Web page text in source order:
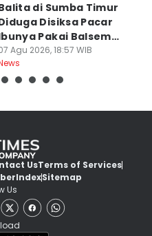
di Sumba Timur
Disiksa Pacar
Pakai Balsem
Cabai
Agu 2026, 18:57 WIB
UsTerms of Services
IndexSitemap
Us